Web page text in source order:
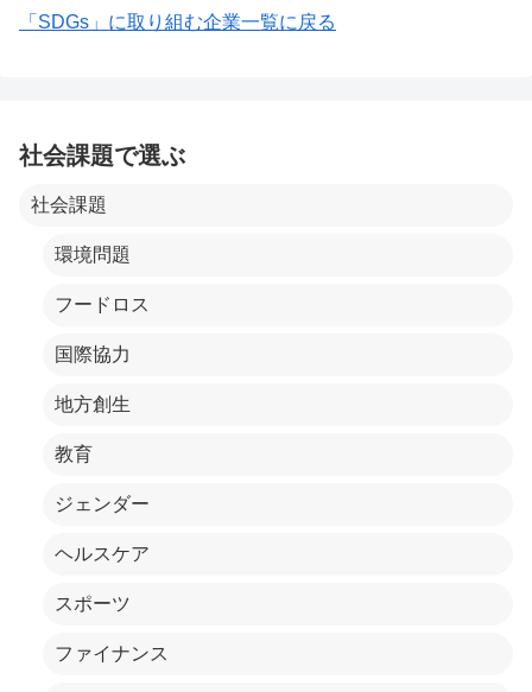
「SDGs」に取り組む企業一覧に戻る
社会課題で選ぶ
社会課題
環境問題
フードロス
国際協力
地方創生
教育
ジェンダー
ヘルスケア
スポーツ
ファイナンス